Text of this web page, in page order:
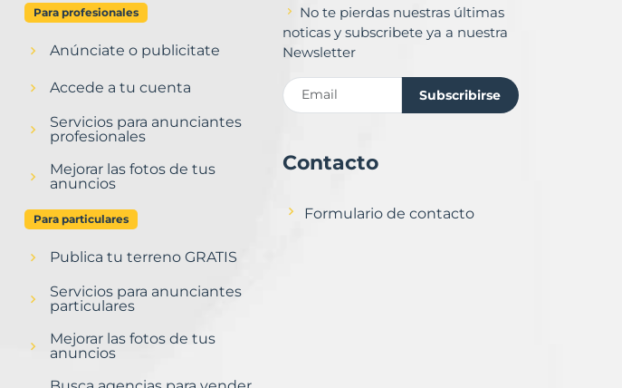
Para profesionales
Anúnciate o publicitate
Accede a tu cuenta
Servicios para anunciantes
profesionales
Mejorar las fotos de tus
anuncios
Para particulares
Publica tu terreno GRATIS
Servicios para anunciantes
particulares
Mejorar las fotos de tus
anuncios
No te pierdas nuestras últimas
noticas y subscribete ya a nuestra
Newsletter
Subscribirse
Contacto
Formulario de contacto